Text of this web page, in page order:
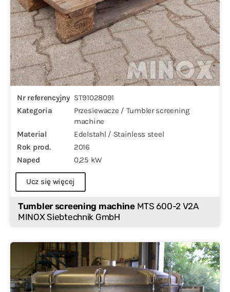
Nr referencyjny ST91028091
Kategoria
Przesiewacze / Tumbler screening
machine
Material
Edelstahl / Stainless steel
Rok prod.
2016
Naped
0,25 kW
Ucz się więcej
Tumbler screening machineMTS 600-2 V2A
MINOX Siebtechnik GmbH